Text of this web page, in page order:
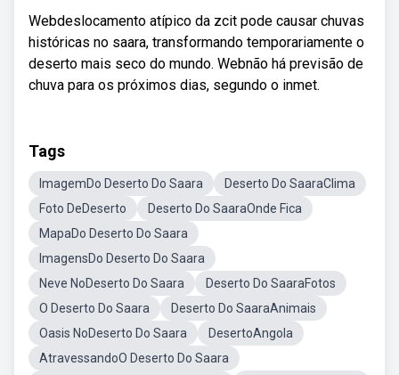
Webdeslocamento atípico da zcit pode causar chuvas
históricas no saara, transformando temporariamente o
deserto mais seco do mundo. Webnão há previsão de
chuva para os próximos dias, segundo o inmet.
Tags
ImagemDo Deserto Do Saara
Deserto Do SaaraClima
Foto DeDeserto
Deserto Do SaaraOnde Fica
MapaDo Deserto Do Saara
ImagensDo Deserto Do Saara
Neve NoDeserto Do Saara
Deserto Do SaaraFotos
O Deserto Do Saara
Deserto Do SaaraAnimais
Oasis NoDeserto Do Saara
DesertoAngola
AtravessandoO Deserto Do Saara